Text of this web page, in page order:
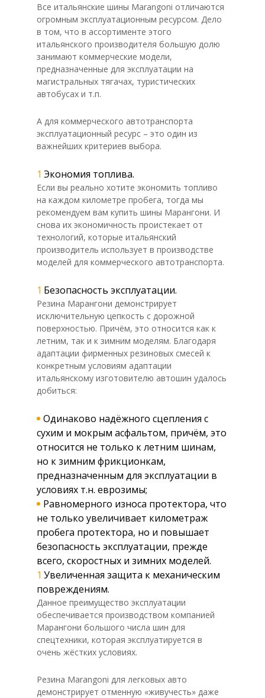
Все итальянские шины Marangoni отличаются
огромным эксплуатационным ресурсом. Дело
в том, что в ассортименте этого
итальянского производителя большую долю
занимают коммерческие модели,
предназначенные для эксплуатации на
магистральных тягачах, туристических
автобусах и т.п.
А для коммерческого автотранспорта
эксплуатационный ресурс – это один из
важнейших критериев выбора.
Экономия топлива.
Если вы реально хотите экономить топливо
на каждом километре пробега, тогда мы
рекомендуем вам купить шины Марангони. И
снова их экономичность проистекает от
технологий, которые итальянский
производитель использует в производстве
моделей для коммерческого автотранспорта.
Безопасность эксплуатации.
Резина Марангони демонстрирует
исключительную цепкость с дорожной
поверхностью. Причём, это относится как к
летним, так и к зимним моделям. Благодаря
адаптации фирменных резиновых смесей к
конкретным условиям адаптации
итальянскому изготовителю автошин удалось
добиться:
Одинаково надёжного сцепления с
сухим и мокрым асфальтом, причём, это
относится не только к летним шинам,
но к зимним фрикционкам,
предназначенным для эксплуатации в
условиях т.н. еврозимы;
Равномерного износа протектора, что
не только увеличивает километраж
пробега протектора, но и повышает
безопасность эксплуатации, прежде
всего, скоростных и зимних моделей.
Увеличенная защита к механическим
повреждениям.
Данное преимущество эксплуатации
обеспечивается производством компанией
Марангони большого числа шин для
спецтехники, которая эксплуатируется в
очень жёстких условиях.
Резина Marangoni для легковых авто
демонстрирует отменную «живучесть» даже